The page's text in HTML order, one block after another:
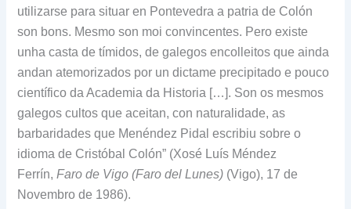
utilizarse para situar en Pontevedra a patria de Colón
son bons. Mesmo son moi convincentes. Pero existe
unha casta de tímidos, de galegos encolleitos que ainda
andan atemorizados por un dictame precipitado e pouco
científico da Academia da Historia […]. Son os mesmos
galegos cultos que aceitan, con naturalidade, as
barbaridades que Menéndez Pidal escribiu sobre o
idioma de Cristóbal Colón” (Xosé Luís Méndez
Ferrín,Faro de Vigo (Faro del Lunes) (Vigo), 17 de
Novembro de 1986).